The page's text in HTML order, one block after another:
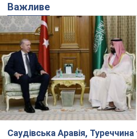
Важливе
Саудівська Аравія,